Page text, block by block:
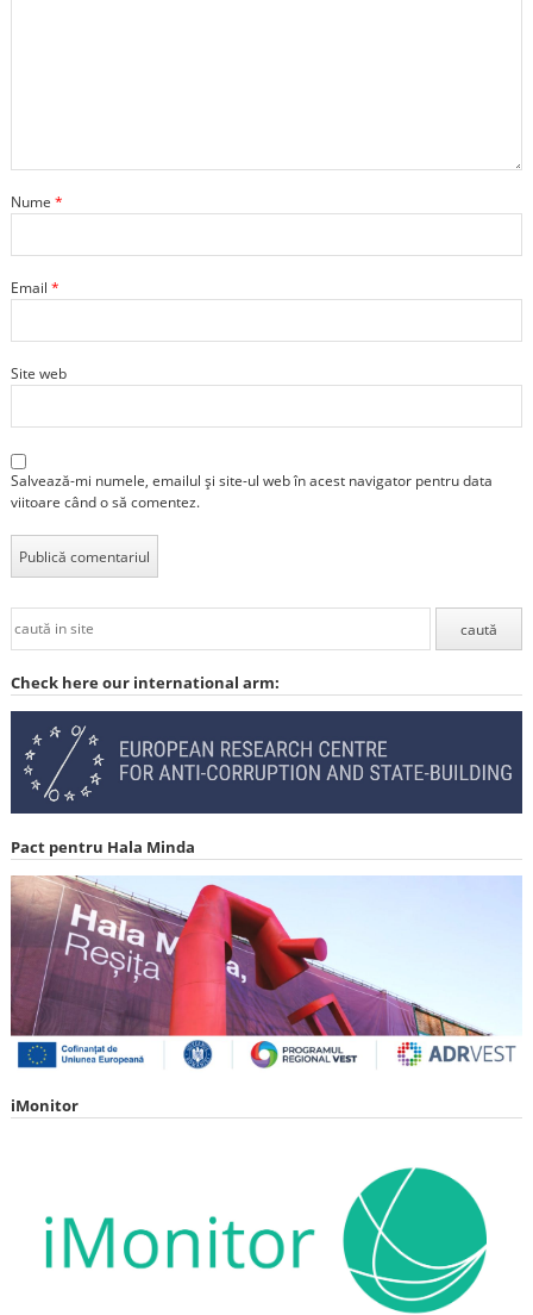
Nume *
Email *
Site web
Salvează-mi numele, emailul și site-ul web în acest navigator pentru data
viitoare când o să comentez.
Check here our international arm:
Pact pentru Hala Minda
iMonitor